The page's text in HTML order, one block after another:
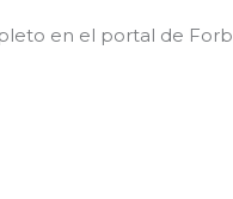
en el portal de